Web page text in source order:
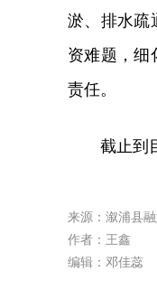
淤、排水疏
资难题，细
责任。
截止到
来源：溆浦县
作者：王鑫
编辑：邓佳蕊